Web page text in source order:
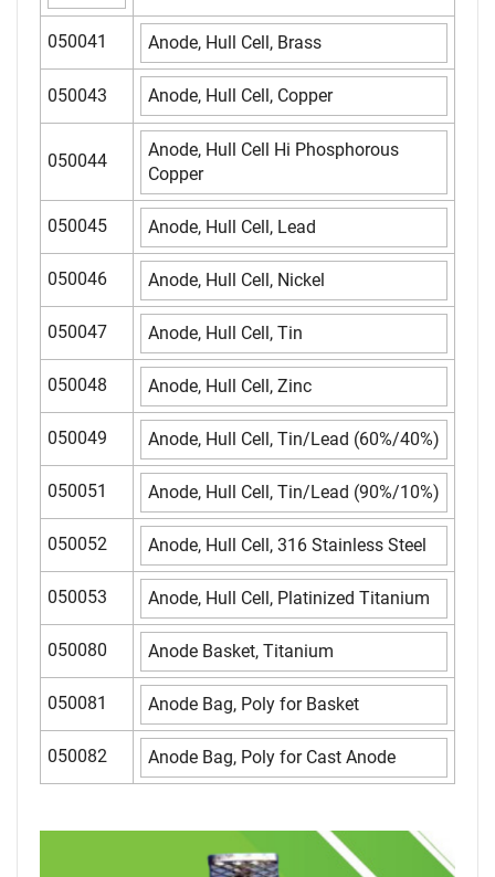
050041 Anode, Hull Cell, Brass
050043 Anode, Hull Cell, Copper
050044
Anode, Hull Cell Hi Phosphorous
Copper
050045 Anode, Hull Cell, Lead
050046 Anode, Hull Cell, Nickel
050047 Anode, Hull Cell, Tin
050048 Anode, Hull Cell, Zinc
050049 Anode, Hull Cell, Tin/Lead (60%/40%)
050051 Anode, Hull Cell, Tin/Lead (90%/10%)
050052 Anode, Hull Cell, 316 Stainless Steel
050053 Anode, Hull Cell, Platinized Titanium
050080 Anode Basket, Titanium
050081 Anode Bag, Poly for Basket
050082 Anode Bag, Poly for Cast Anode